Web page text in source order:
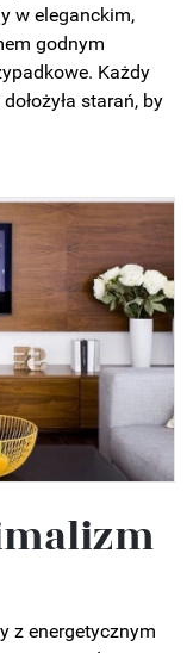
w eleganckim,
godnym
Każdy
starań, by
z energetycznym